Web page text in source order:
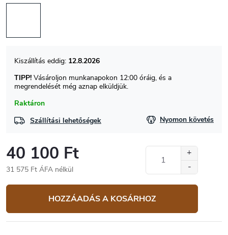
Raktáron
12.8.2026
TIPP! Vásároljon munkanapokon 12:00 óráig, és a
megrendelését még aznap elküldjük.
Szállítási lehetőségek Nyomon követés
40 100 Ft
31 575 Ft ÁFA nélkül
HOZZÁADÁS A KOSÁRHOZ